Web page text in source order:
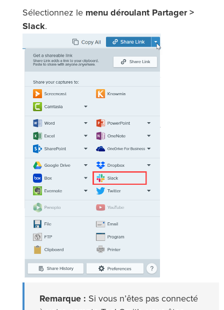
Sélectionnez le menu déroulant Partager >
Slack.
Remarque : Si vous n’êtes pas connecté